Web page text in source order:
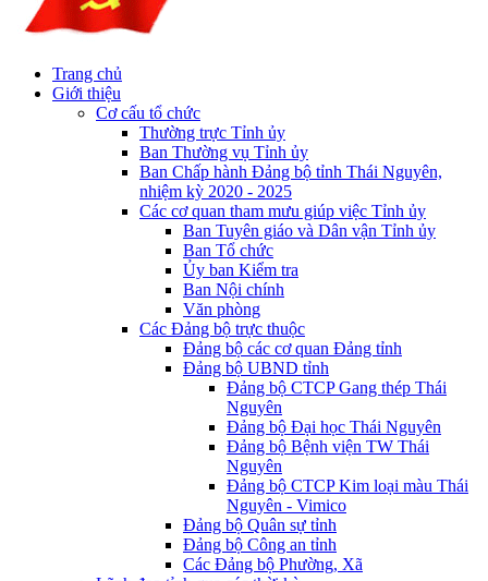
Trang chủ
Giới thiệu
Cơ cấu tổ chức
Thường trực Tỉnh ủy
Ban Thường vụ Tỉnh ủy
Ban Chấp hành Đảng bộ tỉnh Thái Nguyên,
nhiệm kỳ 2020 - 2025
Các cơ quan tham mưu giúp việc Tỉnh ủy
Ban Tuyên giáo và Dân vận Tỉnh ủy
Ban Tổ chức
Ủy ban Kiểm tra
Ban Nội chính
Văn phòng
Các Đảng bộ trực thuộc
Đảng bộ các cơ quan Đảng tỉnh
Đảng bộ UBND tỉnh
Đảng bộ CTCP Gang thép Thái
Nguyên
Đảng bộ Đại học Thái Nguyên
Đảng bộ Bệnh viện TW Thái
Nguyên
Đảng bộ CTCP Kim loại màu Thái
Nguyên - Vimico
Đảng bộ Quân sự tỉnh
Đảng bộ Công an tỉnh
Các Đảng bộ Phường, Xã